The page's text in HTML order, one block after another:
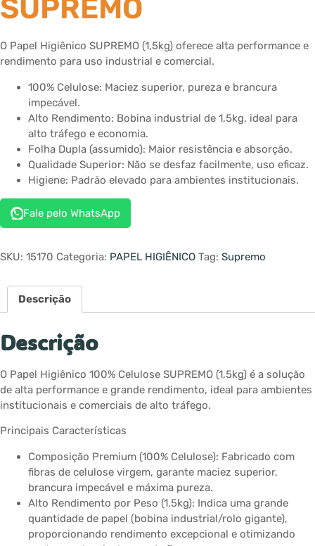
SUPREMO
O Papel Higiênico SUPREMO (1,5kg) oferece alta performance e
rendimento para uso industrial e comercial.
100% Celulose: Maciez superior, pureza e brancura
impecável.
Alto Rendimento: Bobina industrial de 1,5kg, ideal para
alto tráfego e economia.
Folha Dupla (assumido): Maior resistência e absorção.
Qualidade Superior: Não se desfaz facilmente, uso eficaz.
Higiene: Padrão elevado para ambientes institucionais.
Fale pelo WhatsApp
SKU: 15170 Categoria: PAPEL HIGIÊNICO Tag: Supremo
Descrição
Descrição
O Papel Higiênico 100% Celulose SUPREMO (1,5kg) é a solução
de alta performance e grande rendimento, ideal para ambientes
institucionais e comerciais de alto tráfego.
Principais Características
Composição Premium (100% Celulose): Fabricado com
fibras de celulose virgem, garante maciez superior,
brancura impecável e máxima pureza.
Alto Rendimento por Peso (1,5kg): Indica uma grande
quantidade de papel (bobina industrial/rolo gigante),
proporcionando rendimento excepcional e otimizando